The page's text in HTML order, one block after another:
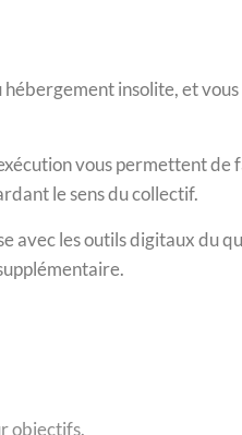
insolite, et
vous permettent de
le sens du collectif.
avec les outils digitaux du
objectifs.